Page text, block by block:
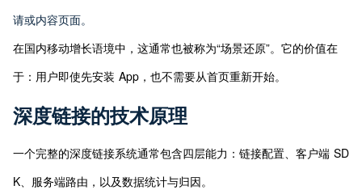
请或内容页面。
在国内移动增长语境中，这通常也被称为“场景还原”。它的价值在
于：用户即使先安装 App，也不需要从首页重新开始。
深度链接的技术原理
一个完整的深度链接系统通常包含四层能力：链接配置、客户端 SD
K、服务端路由，以及数据统计与归因。